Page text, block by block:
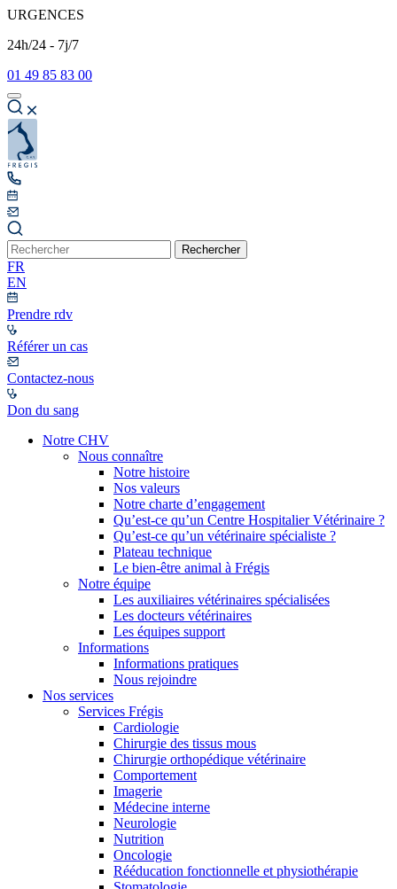
URGENCES
24h/24 - 7j/7
01 49 85 83 00
Rechercher
FR
EN
Prendre rdv
Référer un cas
Contactez-nous
Don du sang
Notre CHV
Nous connaître
Notre histoire
Nos valeurs
Notre charte d’engagement
Qu’est-ce qu’un Centre Hospitalier Vétérinaire ?
Qu’est-ce qu’un vétérinaire spécialiste ?
Plateau technique
Le bien-être animal à Frégis
Notre équipe
Les auxiliaires vétérinaires spécialisées
Les docteurs vétérinaires
Les équipes support
Informations
Informations pratiques
Nous rejoindre
Nos services
Services Frégis
Cardiologie
Chirurgie des tissus mous
Chirurgie orthopédique vétérinaire
Comportement
Imagerie
Médecine interne
Neurologie
Nutrition
Oncologie
Rééducation fonctionnelle et physiothérapie